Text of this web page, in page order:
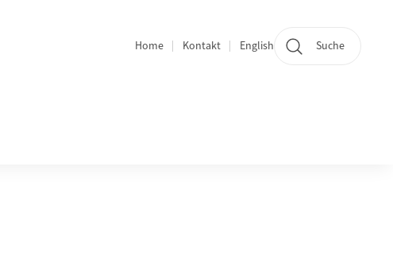
Bereichsnavigation
Home Kontakt English Suche